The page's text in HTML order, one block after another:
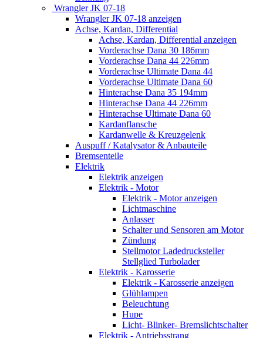
Wrangler JK 07-18
Wrangler JK 07-18 anzeigen
Achse, Kardan, Differential
Achse, Kardan, Differential anzeigen
Vorderachse Dana 30 186mm
Vorderachse Dana 44 226mm
Vorderachse Ultimate Dana 44
Vorderachse Ultimate Dana 60
Hinterachse Dana 35 194mm
Hinterachse Dana 44 226mm
Hinterachse Ultimate Dana 60
Kardanflansche
Kardanwelle & Kreuzgelenk
Auspuff / Katalysator & Anbauteile
Bremsenteile
Elektrik
Elektrik anzeigen
Elektrik - Motor
Elektrik - Motor anzeigen
Lichtmaschine
Anlasser
Schalter und Sensoren am Motor
Zündung
Stellmotor Ladedrucksteller
Stellglied Turbolader
Elektrik - Karosserie
Elektrik - Karosserie anzeigen
Glühlampen
Beleuchtung
Hupe
Licht- Blinker- Bremslichtschalter
Elektrik - Antriebsstrang